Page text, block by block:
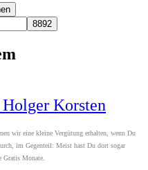
Korsten
wir eine kleine Vergütung erhalten, wenn Du
im Gegenteil: Meist hast Du dort sogar
Gratis Monate.